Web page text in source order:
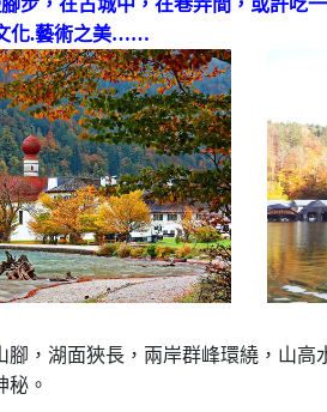
步，在古城中，在巷弄間，或許吃
化.藝術之美……
，湖面狹長，兩岸群峰環繞，山
秘。